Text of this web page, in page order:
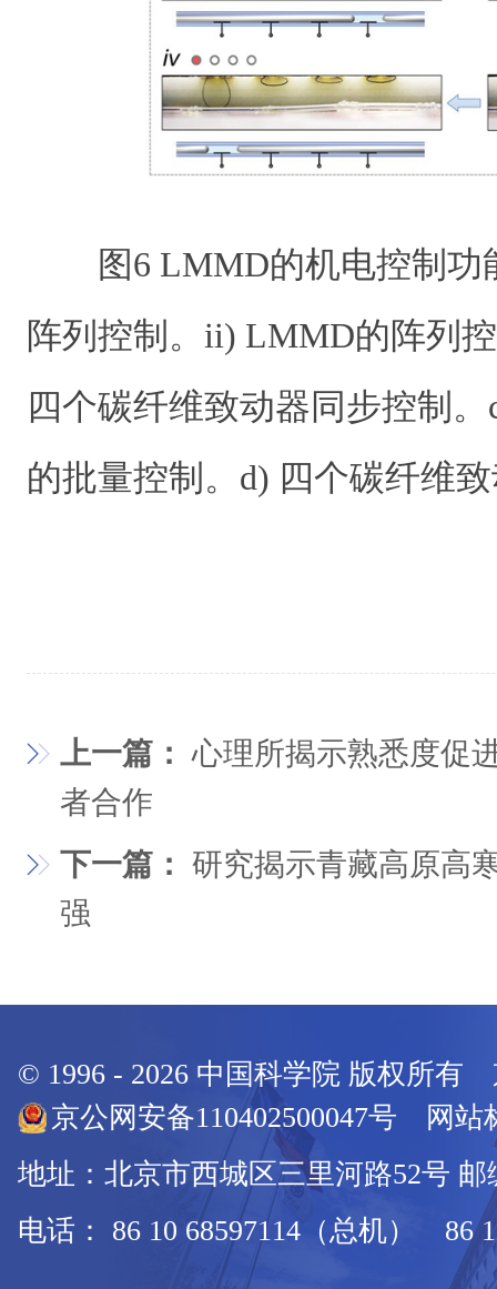
图6 LMMD的机电控制功
阵列控制。 ii) LMMD的阵列
四个碳纤维致动器同步控制。
的批量控制。 d) 四个碳纤维
上一篇：心理所揭示熟悉度促
者合作
下一篇： 研究揭示青藏高原高
强
© 1996 - 2026 中国科学院 版权所有
京公网安备110402500047号 网站
地址：北京市西城区三里河路52号 邮
电话： 86 10 68597114（总机） 86